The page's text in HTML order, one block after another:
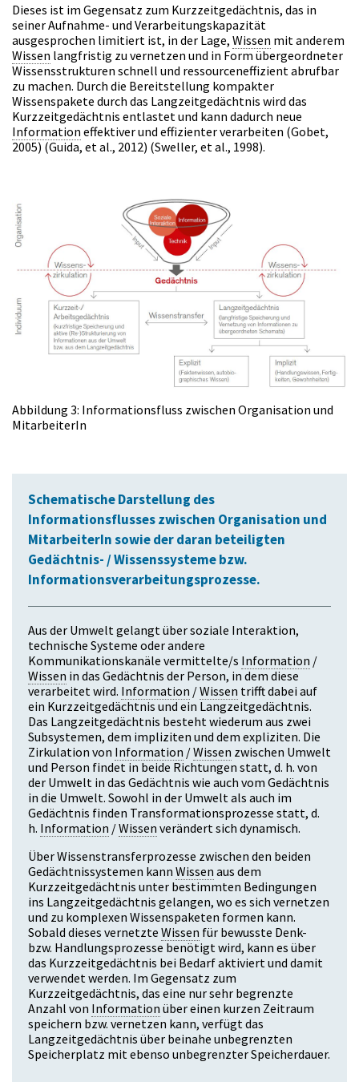
Dieses ist im Gegensatz zum Kurzzeitgedächtnis, das in
seiner Aufnahme- und Verarbeitungskapazität
ausgesprochen limitiert ist, in der Lage, Wissen mit anderem
Wissen langfristig zu vernetzen und in Form übergeordneter
Wissensstrukturen schnell und ressourceneffizient abrufbar
zu machen. Durch die Bereitstellung kompakter
Wissenspakete durch das Langzeitgedächtnis wird das
Kurzzeitgedächtnis entlastet und kann dadurch neue
Information effektiver und effizienter verarbeiten (Gobet,
2005) (Guida, et al., 2012) (Sweller, et al., 1998).
Abbildung 3: Informationsfluss zwischen Organisation und
MitarbeiterIn
Schematische Darstellung des
Informationsflusses zwischen Organisation und
MitarbeiterIn sowie der daran beteiligten
Gedächtnis- / Wissenssysteme bzw.
Informationsverarbeitungsprozesse.
Aus der Umwelt gelangt über soziale Interaktion,
technische Systeme oder andere
Kommunikationskanäle vermittelte/s Information /
Wissen in das Gedächtnis der Person, in dem diese
verarbeitet wird. Information /Wissen trifft dabei auf
ein Kurzzeitgedächtnis und ein Langzeitgedächtnis.
Das Langzeitgedächtnis besteht wiederum aus zwei
Subsystemen, dem impliziten und dem expliziten. Die
Zirkulation von Information /Wissen zwischen Umwelt
und Person findet in beide Richtungen statt, d. h. von
der Umwelt in das Gedächtnis wie auch vom Gedächtnis
in die Umwelt. Sowohl in der Umwelt als auch im
Gedächtnis finden Transformationsprozesse statt, d.
h. Information /Wissen verändert sich dynamisch.
Über Wissenstransferprozesse zwischen den beiden
Gedächtnissystemen kann Wissen aus dem
Kurzzeitgedächtnis unter bestimmten Bedingungen
ins Langzeitgedächtnis gelangen, wo es sich vernetzen
und zu komplexen Wissenspaketen formen kann.
Sobald dieses vernetzte Wissen für bewusste Denk-
bzw. Handlungsprozesse benötigt wird, kann es über
das Kurzzeitgedächtnis bei Bedarf aktiviert und damit
verwendet werden. Im Gegensatz zum
Kurzzeitgedächtnis, das eine nur sehr begrenzte
Anzahl von Information über einen kurzen Zeitraum
speichern bzw. vernetzen kann, verfügt das
Langzeitgedächtnis über beinahe unbegrenzten
Speicherplatz mit ebenso unbegrenzter Speicherdauer.